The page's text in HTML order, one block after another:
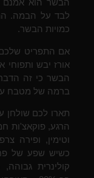
הבשר הוא אמנם
לבד על הבמה.
כמויות הבשר.
אם התפריט שלכם
אורז יבש ותפוחי
הבשר כי זה
ברמה של מטבח
תארו לכם שולחן
הרגע, פוקאצ'ות
וטימין, ופירה
כשיש שפע של
קולינרית